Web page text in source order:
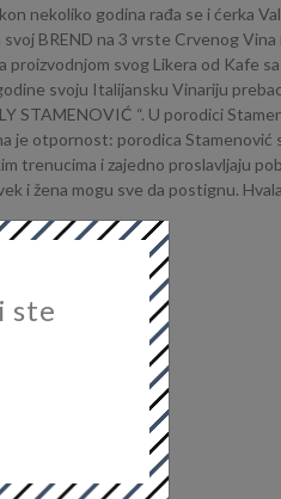
nekoliko godina rađa se i ćerka
BREND na 3 vrste Crvenog
svog Likera od Kafe
svoju Italijansku Vinariju
STAMENOVIĆ “. U porodici
je otpornost: porodica Stamenović
trenucima i zajedno proslavljaju
i žena mogu sve da postignu.
ste